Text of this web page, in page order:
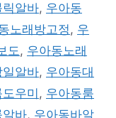
릭알바, 우아동
노래방고정, 우
도, 우아동노래
일알바, 우아동대
우미 , 우아동룸
알바, 우아동바알